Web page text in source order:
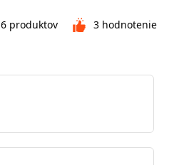
6 produktov 3 hodnotenie